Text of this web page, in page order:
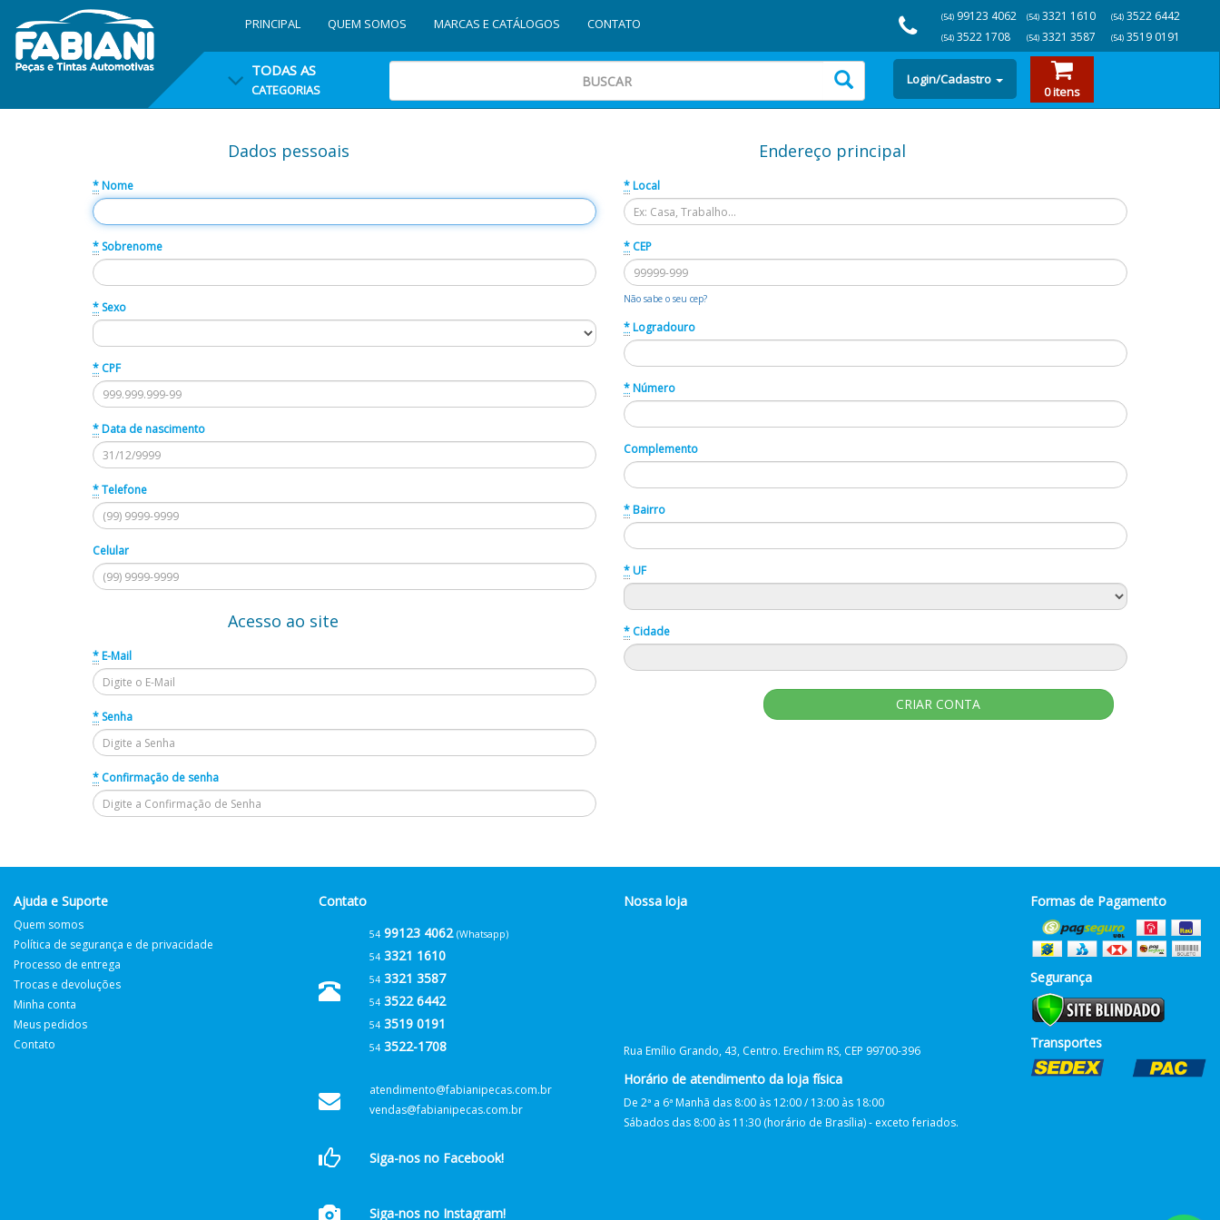
PRINCIPAL QUEM SOMOS MARCAS E CATÁLOGOS CONTATO (54) 99123 4062
(54) 3522 1708
(54)3321 1610
(54)3321 3587
(54)3522 6442
(54)3519 0191
TODAS AS
CATEGORIAS
Login/Cadastro
0 itens
Dados pessoais
*Nome
* Sobrenome
* Sexo
* CPF
*Data de nascimento
*Telefone
Celular
Acesso ao site
*E-Mail
* Senha
* Confirmação de senha
Endereço principal
*Local
* CEP
Não sabe o seu cep?
*Logradouro
*Número
Complemento
*Bairro
*UF
* Cidade
Ajuda e Suporte
Quem somos
Política de segurança e de privacidade
Processo de entrega
Trocas e devoluções
Minha conta
Meus pedidos
Contato
Contato
54 99123 4062 (Whatsapp)
54 3321 1610
54 3321 3587
54 3522 6442
54 3519 0191
54 3522-1708
atendimento@fabianipecas.com.br
vendas@fabianipecas.com.br
Siga-nos no Facebook!
Siga-nos no Instagram!
Nossa loja
Rua Emílio Grando, 43, Centro. Erechim RS, CEP 99700-396
Horário de atendimento da loja física
De 2ª a 6ª Manhã das 8:00 às 12:00 / 13:00 às 18:00
Sábados das 8:00 às 11:30 (horário de Brasília) - exceto feriados.
Formas de Pagamento
Segurança
Transportes